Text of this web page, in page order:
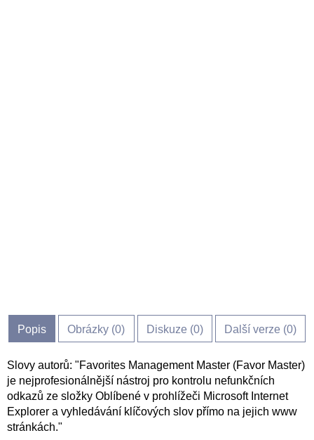
Popis Obrázky (0) Diskuze (0) Další verze (0)
Slovy autorů: "Favorites Management Master (Favor Master)
je nejprofesionálnější nástroj pro kontrolu nefunkčních
odkazů ze složky Oblíbené v prohlížeči Microsoft Internet
Explorer a vyhledávání klíčových slov přímo na jejich www
stránkách."